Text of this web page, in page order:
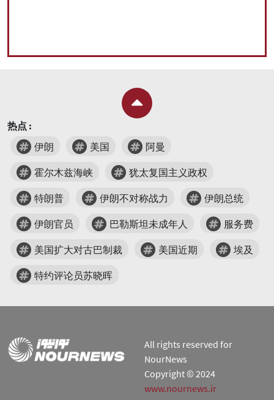
热点 :
伊朗
美国 阿曼
霍尔木兹海峡 犹太复国主义政权
特朗普 伊朗不对称战力 伊朗总统
伊朗官员 巴勒斯坦未成年人 服务费
美国扩大对古巴制裁 美国近期 埃及
特约评论员苏晓晖
All rights reserved for
NourNews
Copyright © 2024
www.nournews.ir